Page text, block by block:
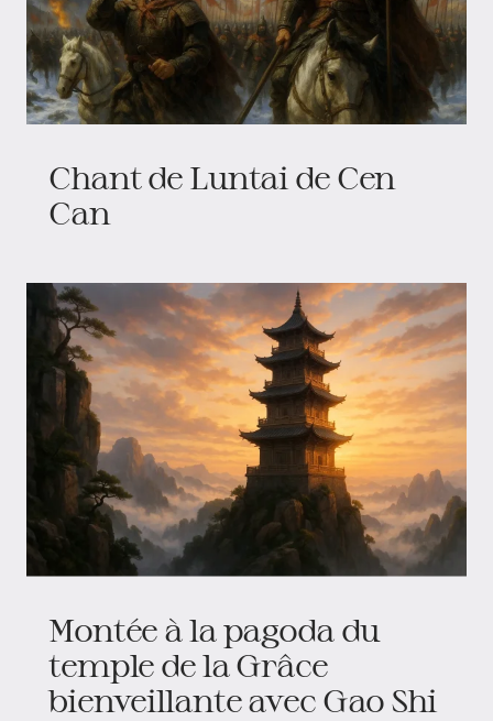
Chant de Luntai de Cen
Can
Montée à la pagoda du
temple de la Grâce
bienveillante avec Gao Shi